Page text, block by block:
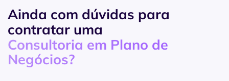
Ainda com dúvidas para
contratar uma
Consultoria em Plano de
Negócios?